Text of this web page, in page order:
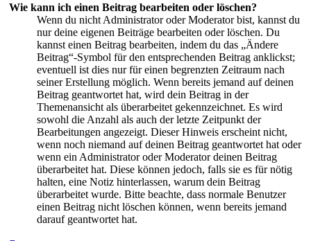
Wie kann ich einen Beitrag bearbeiten oder löschen?
Wenn du nicht Administrator oder Moderator bist, kannst du
nur deine eigenen Beiträge bearbeiten oder löschen. Du
kannst einen Beitrag bearbeiten, indem du das „Ändere
Beitrag“-Symbol für den entsprechenden Beitrag anklickst;
eventuell ist dies nur für einen begrenzten Zeitraum nach
seiner Erstellung möglich. Wenn bereits jemand auf deinen
Beitrag geantwortet hat, wird dein Beitrag in der
Themenansicht als überarbeitet gekennzeichnet. Es wird
sowohl die Anzahl als auch der letzte Zeitpunkt der
Bearbeitungen angezeigt. Dieser Hinweis erscheint nicht,
wenn noch niemand auf deinen Beitrag geantwortet hat oder
wenn ein Administrator oder Moderator deinen Beitrag
überarbeitet hat. Diese können jedoch, falls sie es für nötig
halten, eine Notiz hinterlassen, warum dein Beitrag
überarbeitet wurde. Bitte beachte, dass normale Benutzer
einen Beitrag nicht löschen können, wenn bereits jemand
darauf geantwortet hat.